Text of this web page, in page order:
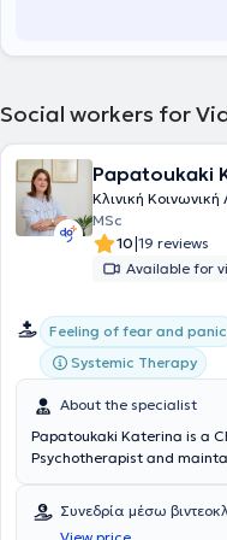
Social workers for
Papatoukaki
Κλινική
MSc
10|19 reviews
Available for
Feeling of fear and panic
Systemic Therapy
About the specialist
Papatoukaki Katerina is a
Psychotherapist and
University of Applied
in Adolescent Health
Συνεδρία μέσω